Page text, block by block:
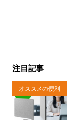
注目記事
オススメの便利
商品